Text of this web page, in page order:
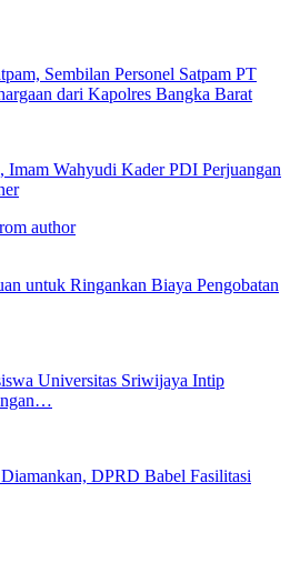
Sembilan Personel Satpam PT
dari Kapolres Bangka Barat
Imam Wahyudi Kader PDI Perjuangan
author
untuk Ringankan Biaya Pengobatan
Universitas Sriwijaya Intip
DPRD Babel Fasilitasi